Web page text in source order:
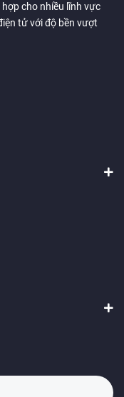
cho nhiều lĩnh vực
tử với độ bền vượt